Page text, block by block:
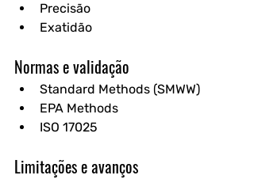
Precisão
Exatidão
Normas e validação
Standard Methods (SMWW)
EPA Methods
ISO 17025
Limitações e avanços